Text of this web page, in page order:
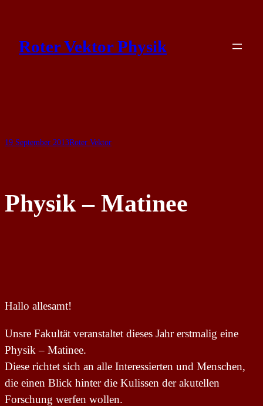
content
Roter Vektor Physik
19 September 2013Roter Vektor
Physik – Matinee
Hallo allesamt!
Unsre Fakultät veranstaltet dieses Jahr erstmalig eine
Physik – Matinee.
Diese richtet sich an alle Interessierten und Menschen,
die einen Blick hinter die Kulissen der akutellen
Forschung werfen wollen.